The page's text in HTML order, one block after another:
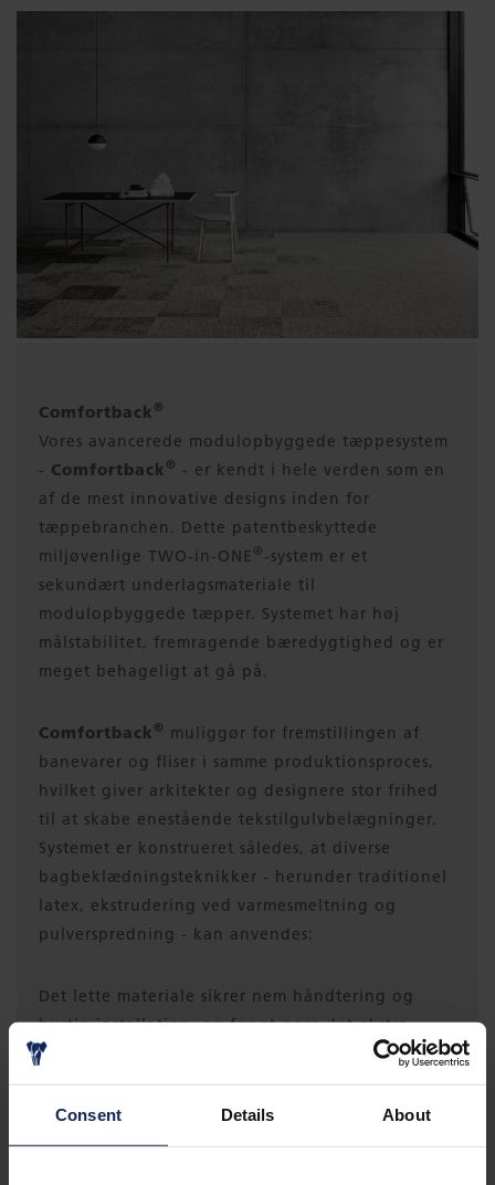
Consent Details About
Comfortback ®
Vores avancerede modulopbyggede tæppesystem
- Comfortback ® - er kendt i hele verden som en
af de mest innovative designs inden for
tæppebranchen. Dette patentbeskyttede
miljøvenlige TWO-in-ONE ® -system er et
sekundært underlagsmateriale til
modulopbyggede tæpper. Systemet har høj
målstabilitet, fremragende bæredygtighed og er
meget behageligt at gå på.
Comfortback ® muliggør for fremstillingen af
banevarer og fliser i samme produktionsproces,
hvilket giver arkitekter og designere stor frihed
til at skabe enestående tekstilgulvbelægninger.
Systemet er konstrueret således, at diverse
bagbeklædningsteknikker - herunder traditionel
latex, ekstrudering ved varmesmeltning og
pulverspredning - kan anvendes:
Det lette materiale sikrer nem håndtering og
hurtig installation, og for at gøre det ekstra
brugervenligt, tillader det ikke-permanent
klæbemiddel løft og udskiftning efter behov.
Flexback